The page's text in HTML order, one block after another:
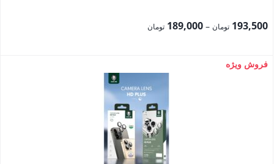
193,500 تومان –
189,000 تومان
through
193,500 تومان
فروش ویژه